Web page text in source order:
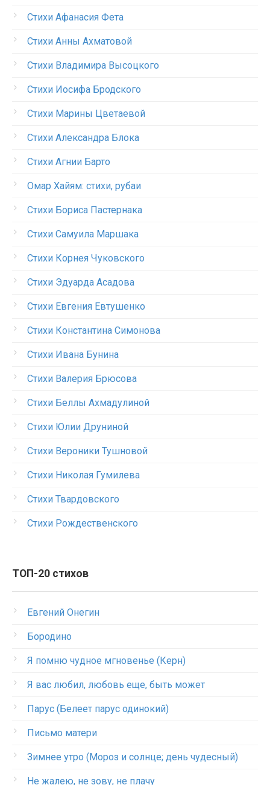
Стихи Афанасия Фета
Стихи Анны Ахматовой
Стихи Владимира Высоцкого
Стихи Иосифа Бродского
Стихи Марины Цветаевой
Стихи Александра Блока
Стихи Агнии Барто
Омар Хайям: стихи, рубаи
Стихи Бориса Пастернака
Стихи Самуила Маршака
Стихи Корнея Чуковского
Стихи Эдуарда Асадова
Стихи Евгения Евтушенко
Стихи Константина Симонова
Стихи Ивана Бунина
Стихи Валерия Брюсова
Стихи Беллы Ахмадулиной
Стихи Юлии Друниной
Стихи Вероники Тушновой
Стихи Николая Гумилева
Стихи Твардовского
Стихи Рождественского
ТОП-20 стихов
Евгений Онегин
Бородино
Я помню чудное мгновенье (Керн)
Я вас любил, любовь еще, быть может
Парус (Белеет парус одинокий)
Письмо матери
Зимнее утро (Мороз и солнце; день чудесный)
Не жалею, не зову, не плачу